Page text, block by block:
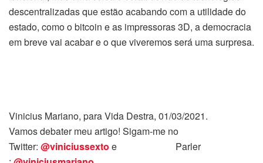
descentralizadas que estão acabando com a utilidade do
estado, como o bitcoin e as impressoras 3D, a democracia
em breve vai acabar e o que viveremos será uma surpresa.
Vinicius Mariano, para Vida Destra, 01/03/2021.
Vamos debater meu artigo! Sigam-me no
Twitter: @viniciussexto e Parler